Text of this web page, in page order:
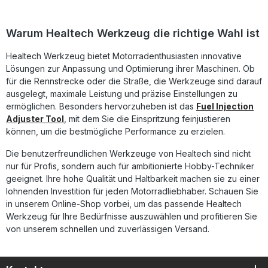
ABS]2007 - 2014SuzukiGSF1250 N/NA Bandit [ABS]2007 -
2009SuzukiGSF1250 S/SA Bandit [ABS]2007 -
2011SuzukiGSR600 [ABS]2006 - 2011SuzukiGSX650F [non-
ABS]2008 - 2013SuzukiGSX650F [ABS]2008 -
2013SuzukiGSX1250FA2010 - 2014SuzukiGSX1300R
Hayabusa1999 - 2012SuzukiGSX14002001 -
2009SuzukiGSX-R6002001 - 2010SuzukiGSX-R7501998 -
2010SuzukiGSX-R10002001 - 2011SuzukiIntruder C8002005
- 2012SuzukiIntruder M8002005 - 2012SuzukiIntruder
C15002005 - 2012SuzukiIntruder M15002009 -
model]ALLSuzukiRM-Z450 [FI model]2008 -
2026SuzukiSFV400ALLSuzukiSFV6502009 -
2015SuzukiSV650 [non-ABS]2003 -
2011SuzukiSV10002003 - 2009SuzukiTL1000R1998 -
2003SuzukiTL1000S1997 - 2003SuzukiTU2502009 -
2011SuzukiVL800 Intruder Volusia2005 - 2012SuzukiVL1500
Intruder2005 - 2012SuzukiVLR18002008 -
2013SuzukiVZ800 Marauder2005 -
Warum Healtech Werkzeug die richtige Wahl ist
Healtech Werkzeug bietet Motorradenthusiasten innovative
Lösungen zur Anpassung und Optimierung ihrer Maschinen. Ob
für die Rennstrecke oder die Straße, die Werkzeuge sind darauf
ausgelegt, maximale Leistung und präzise Einstellungen zu
ermöglichen. Besonders hervorzuheben ist das Fuel Injection
Adjuster Tool , mit dem Sie die Einspritzung feinjustieren
können, um die bestmögliche Performance zu erzielen.
Die benutzerfreundlichen Werkzeuge von Healtech sind nicht
nur für Profis, sondern auch für ambitionierte Hobby-Techniker
geeignet. Ihre hohe Qualität und Haltbarkeit machen sie zu einer
lohnenden Investition für jeden Motorradliebhaber. Schauen Sie
in unserem Online-Shop vorbei, um das passende Healtech
Werkzeug für Ihre Bedürfnisse auszuwählen und profitieren Sie
von unserem schnellen und zuverlässigen Versand.